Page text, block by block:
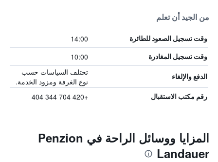
من الجيد أن تعلم
وقت تسجيل الصعود للطائرة 14:00
وقت تسجيل المغادرة 10:00
الدفع والإلغاء
تختلف السياسات حسب
نوع الغرفة ومزود الخدمة.
رقم مكتب الاستقبال +420 704 344 404
المزايا ووسائل الراحة في Penzion
Landauer